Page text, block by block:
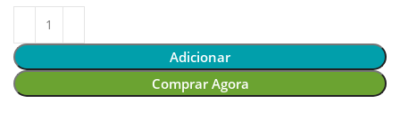
Adicionar
Comprar Agora